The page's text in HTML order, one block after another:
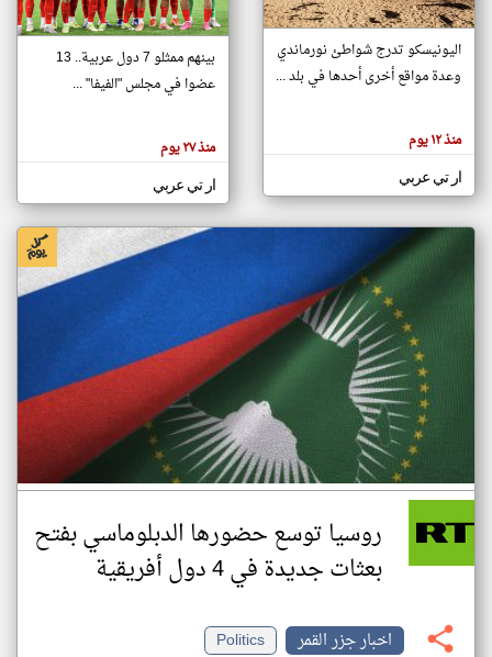
تغيير الدولة
اخبار جزر القمر على مدار الساعة
أهم اخبار جزر القمر العاجلة والمباشرة
هنا عن
وجهة
كاتبيها.
اليونيسكو تدرج شواطئ نورماندي
وعدة مواقع أخرى أحدها في بلد ...
منذ ١٢ يوم
ار تي عربي
بينهم ممثلو 7 دول عربية.. 13
عضوا في مجلس "الفيفا" ...
منذ ٢٧ يوم
ار تي عربي
روسيا توسع حضورها الدبلوماسي بفتح
بعثات جديدة في 4 دول أفريقية
اخبار جزر القمر
Politics
klyoum.com